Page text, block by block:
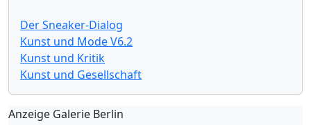
Der Sneaker-Dialog
Kunst und Mode V6.2
Kunst und Kritik
Kunst und Gesellschaft
Anzeige Galerie Berlin